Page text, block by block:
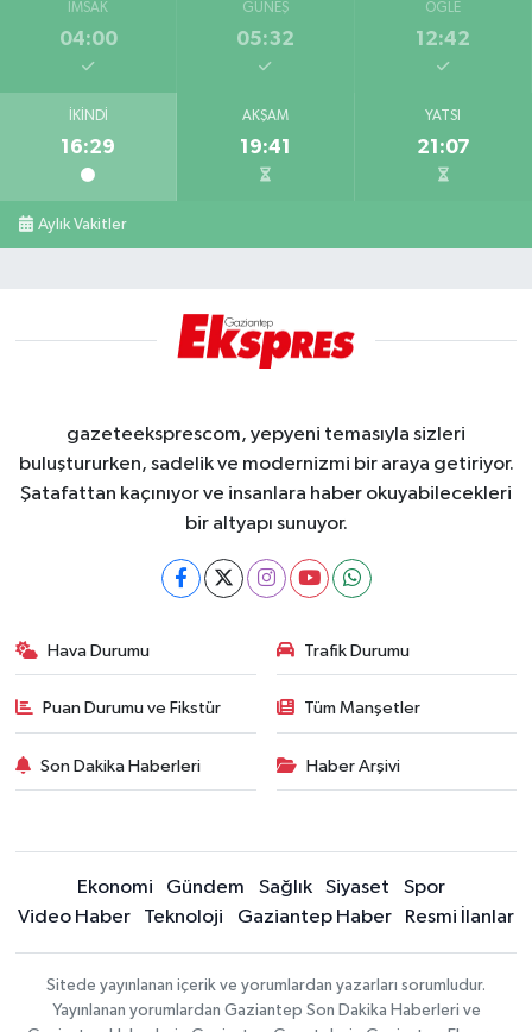
İMSAK
04:00
GÜNEŞ
05:32
ÖĞLE
12:42
İKINDI
16:29
AKŞAM
19:41
YATSI
21:07
Aylık Vakitler
gazeteeksprescom, yepyeni temasıyla sizleri
buluştururken, sadelik ve modernizmi bir araya getiriyor.
Şatafattan kaçınıyor ve insanlara haber okuyabilecekleri
bir altyapı sunuyor.
Hava Durumu Trafik Durumu
Puan Durumu ve Fikstür Tüm Manşetler
Son Dakika Haberleri Haber Arşivi
Ekonomi Gündem Sağlık Siyaset
Spor
Video Haber
Teknoloji Gaziantep Haber Resmi İlanlar
Sitede yayınlanan içerik ve yorumlardan yazarları sorumludur.
Yayınlanan yorumlardan Gaziantep Son Dakika Haberleri ve